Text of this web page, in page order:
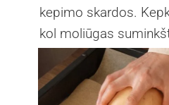
kepimo skardos.
kol moliūgas